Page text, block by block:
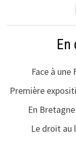
En
Face à une
Première
En
Le droit au